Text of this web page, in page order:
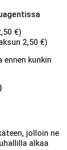
€)
2,50 €)
kunkin
jolloin ne
alkaa